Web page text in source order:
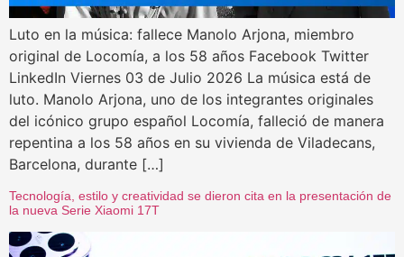
Luto en la música: fallece Manolo Arjona, miembro
original de Locomía, a los 58 años Facebook Twitter
LinkedIn Viernes 03 de Julio 2026 La música está de
luto. Manolo Arjona, uno de los integrantes originales
del icónico grupo español Locomía, falleció de manera
repentina a los 58 años en su vivienda de Viladecans,
Barcelona, durante […]
Tecnología, estilo y creatividad se dieron cita en la presentación de
la nueva Serie Xiaomi 17T